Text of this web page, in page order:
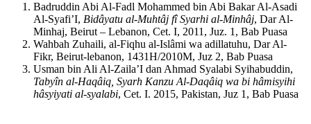
Badruddin Abi Al-Fadl Mohammed bin Abi Bakar Al-Asadi
Al-Syafi’I, Bidâyatu al-Muhtâj fî Syarhi al-Minhâj, Dar Al-
Minhaj, Beirut – Lebanon, Cet. I, 2011, Juz. 1, Bab Puasa
Wahbah Zuhaili, al-Fiqhu al-Islâmi wa adillatuhu, Dar Al-
Fikr, Beirut-lebanon, 1431H/2010M, Juz 2, Bab Puasa
Usman bin Ali Al-Zaila’I dan Ahmad Syalabi Syihabuddin,
Tabyîn al-Haqâiq, Syarh Kanzu Al-Daqâiq wa bi hâmisyihi
hâsyiyati al-syalabi, Cet. I. 2015, Pakistan, Juz 1, Bab Puasa